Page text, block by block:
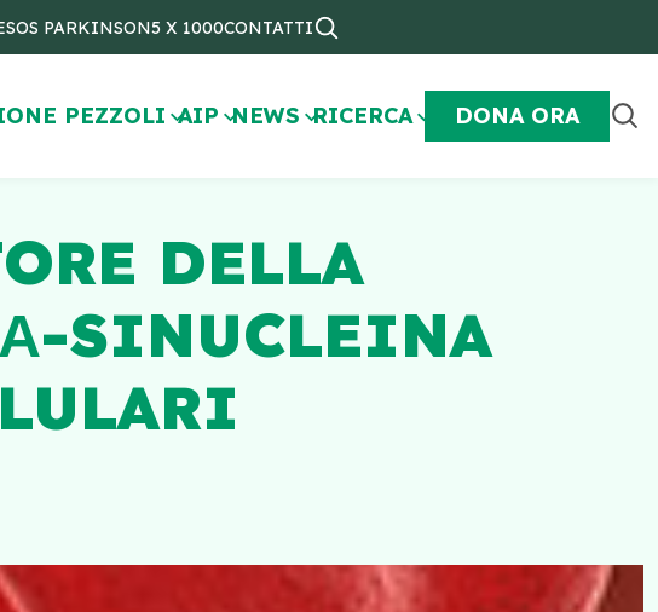
SOS PARKINSON5 X 1000CONTATTI
PEZZOLI AIP NEWS RICERCA DONA ORA
DELLA
SINUCLEINA